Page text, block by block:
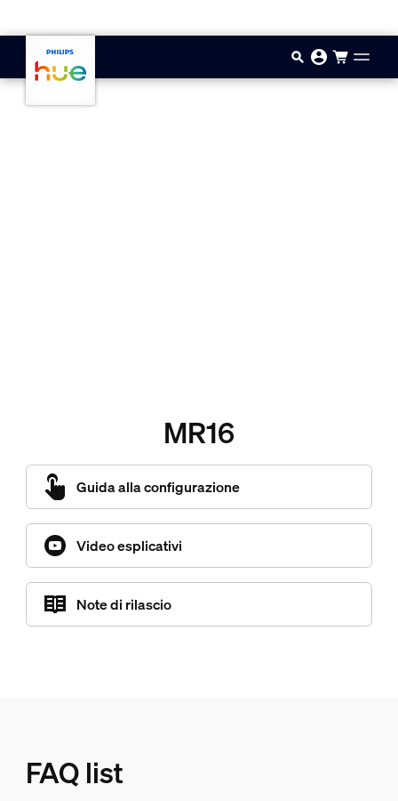
MR16
Guida alla configurazione
Video esplicativi
Note di rilascio
FAQ list